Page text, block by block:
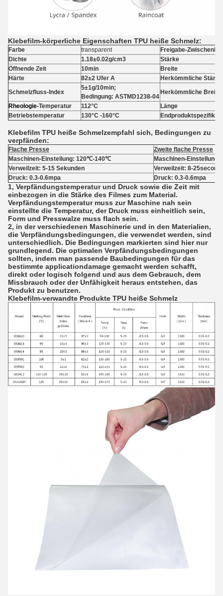
Klebefilm-körperliche Eigenschaften TPU heiße Schmelz:
Farbe transparent
Freigabe-
Dichte
1.18±0.02g/cm3
Stärke
Öffnende Zeit
10min
Breite
Härte
82±2 Ufer A
Herkömmliche Stärke
Schmelzfluss-Index
5±1g/10min;
Bedingung: ASTMD1238-04
Herkömmliche Breite
Rheologie-Temperatur 112°C
Länge
Betriebstemperatur
130°C -160°C
Klebefilm TPU heiße Schmelzempfahl sich, Bedingungen zu
verpfänden:
Flache Presse
Zweite flache Presse
Maschinen-Einstellung: 120℃-140℃
Maschinen-
Verweilzeit: 5-15 Sekunden
Verweilzeit: 8-
Druck: 0.3-0.6mpa
Druck: 0.3-0.6mpa
1, Verpfändungstemperatur und Druck sowie die Zeit mit
einbezogen in die Stärke des Filmes zum Material.
Verpfändungstemperatur muss zur Maschine nah sein
einstellte die Temperatur, der Druck muss einheitlich sein,
Form und Presswalze muss flach sein.
2, in der verschiedenen Maschinerie und in den Materialien,
die Verpfändungsbedingungen, die verwendet werden, sind
unterschiedlich. Die Bedingungen markierten sind hier nur
grundlegend. Die optimalen Verpfändungsbedingungen
sollten, indem man passende Baubedingungen für das
bestimmte applicationdamage gemacht werden schafft,
direkt oder logisch folgend und aus dem Gebrauch, dem
Missbrauch oder der Unfähigkeit heraus entstehen, das
Produkt zu benutzen.
Klebefilm-verwandte Produkte TPU heiße Schmelz